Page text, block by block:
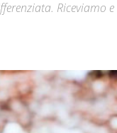
Riceviamo